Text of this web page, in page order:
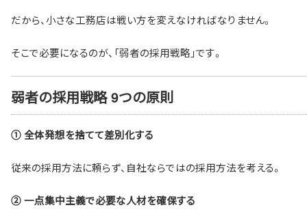
だから、小さな工務店は戦い方を変えなければなりません。
そこで必要になるのが、「弱者の採用戦略」です。
弱者の採用戦略 9つの原則
① 全体発想を捨てて差別化する
従来の採用方法に頼らず、自社ならではの採用方法を考える。
② 一点集中主義で必要な人材を確保する